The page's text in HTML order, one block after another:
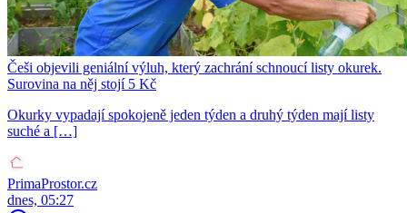
Češi objevili geniální výluh, který zachrání schnoucí listy okurek.
Surovina na něj stojí 5 Kč
Okurky vypadají spokojeně jeden týden a druhý týden mají listy
suché a […]
PrimaProstor.cz
dnes, 05:27